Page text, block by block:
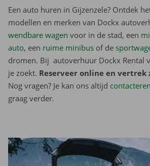
Een auto huren in Gijzenzele? Ontdek
modellen en merken van Dockx
wendbare wagen voor in de stad, een
auto, een ruime minibus of de
dromen. Bij autoverhuur Dockx Rental
je zoekt. Reserveer online en vertrek
Nog vragen? Je kan ons altijd contacteren
graag verder.